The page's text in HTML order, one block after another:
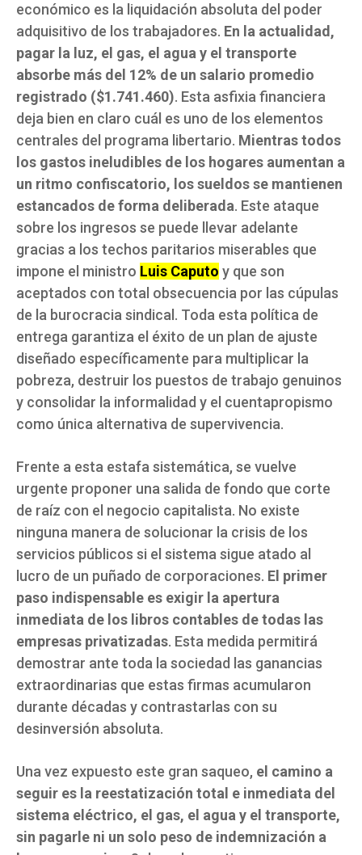
económico es la liquidación absoluta del poder
adquisitivo de los trabajadores. En la actualidad,
pagar la luz, el gas, el agua y el transporte
absorbe más del 12% de un salario promedio
registrado ($1.741.460). Esta asfixia financiera
deja bien en claro cuál es uno de los elementos
centrales del programa libertario. Mientras todos
los gastos ineludibles de los hogares aumentan a
un ritmo confiscatorio, los sueldos se mantienen
estancados de forma deliberada. Este ataque
sobre los ingresos se puede llevar adelante
gracias a los techos paritarios miserables que
impone el ministro Luis Caputo y que son
aceptados con total obsecuencia por las cúpulas
de la burocracia sindical. Toda esta política de
entrega garantiza el éxito de un plan de ajuste
diseñado específicamente para multiplicar la
pobreza, destruir los puestos de trabajo genuinos
y consolidar la informalidad y el cuentapropismo
como única alternativa de supervivencia.
Frente a esta estafa sistemática, se vuelve
urgente proponer una salida de fondo que corte
de raíz con el negocio capitalista. No existe
ninguna manera de solucionar la crisis de los
servicios públicos si el sistema sigue atado al
lucro de un puñado de corporaciones. El primer
paso indispensable es exigir la apertura
inmediata de los libros contables de todas las
empresas privatizadas. Esta medida permitirá
demostrar ante toda la sociedad las ganancias
extraordinarias que estas firmas acumularon
durante décadas y contrastarlas con su
desinversión absoluta.
Una vez expuesto este gran saqueo, el camino a
seguir es la reestatización total e inmediata del
sistema eléctrico, el gas, el agua y el transporte,
sin pagarle ni un solo peso de indemnización a